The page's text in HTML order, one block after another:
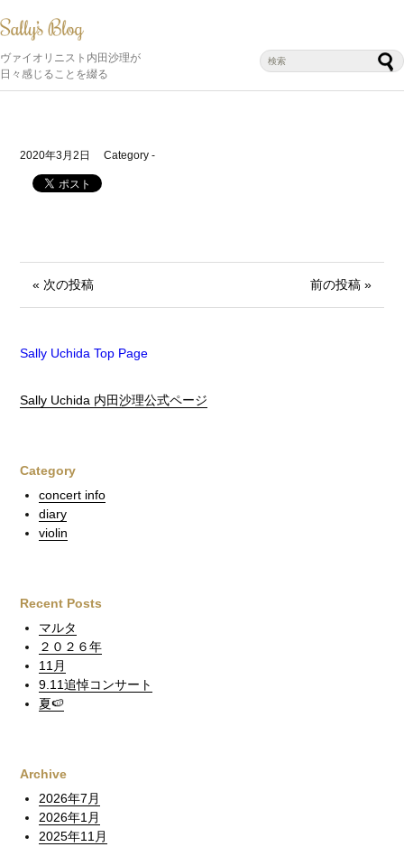
ヴァイオリニスト内田沙理が
日々感じることを綴る
2020年3月2日 Category -
« 次の投稿 前の投稿 »
Sally Uchida Top Page
Sally Uchida 内田沙理公式ページ
Category
concert info
diary
violin
Recent Posts
マルタ
２０２６年
11月
9.11追悼コンサート
夏🍉
Archive
2026年7月
2026年1月
2025年11月